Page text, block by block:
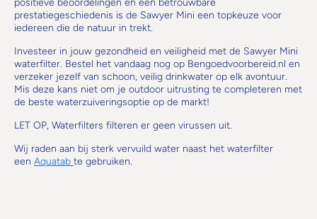
positieve beoordelingen en een betrouwbare
prestatiegeschiedenis is de Sawyer Mini een topkeuze voor
iedereen die de natuur in trekt.
Investeer in jouw gezondheid en veiligheid met de Sawyer Mini
waterfilter. Bestel het vandaag nog op Bengoedvoorbereid.nl en
verzeker jezelf van schoon, veilig drinkwater op elk avontuur.
Mis deze kans niet om je outdoor uitrusting te completeren met
de beste waterzuiveringsoptie op de markt!
LET OP, Waterfilters filteren er geen virussen uit.
Wij raden aan bij sterk vervuild water naast het waterfilter
een Aquatab te gebruiken.